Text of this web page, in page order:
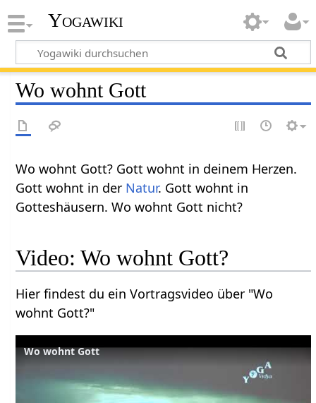
Yogawiki
Wo wohnt Gott
Wo wohnt Gott? Gott wohnt in deinem Herzen.
Gott wohnt in der Natur. Gott wohnt in
Gotteshäusern. Wo wohnt Gott nicht?
Video: Wo wohnt Gott?
Hier findest du ein Vortragsvideo über "Wo
wohnt Gott?"
Wo wohnt Gott